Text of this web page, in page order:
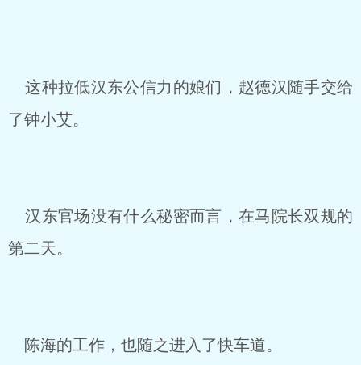
这种拉低汉东公信力的娘们，赵德汉随手交给
了钟小艾。
汉东官场没有什么秘密而言，在马院长双规的
第二天。
陈海的工作，也随之进入了快车道。